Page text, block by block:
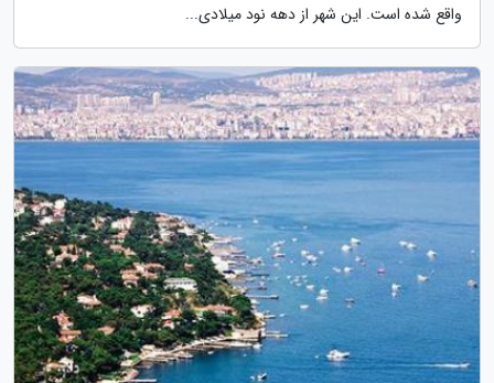
واقع شده است. این شهر از دهه نود میلادی...